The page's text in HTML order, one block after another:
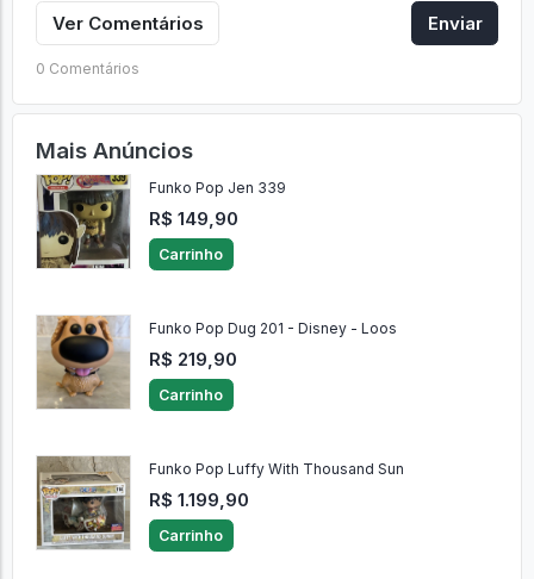
Ver Comentários Enviar
0 Comentários
Mais Anúncios
Funko Pop Jen 339
R$ 149,90
Carrinho
Funko Pop Dug 201 - Disney - Loos
R$ 219,90
Carrinho
Funko Pop Luffy With Thousand Sun
R$ 1.199,90
Carrinho